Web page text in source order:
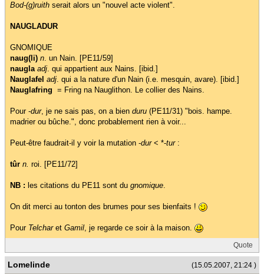
Bod-(g)ruith serait alors un "nouvel acte violent".
NAUGLADUR
GNOMIQUE
naug(li) n. un Nain. [PE11/59]
naugla adj. qui appartient aux Nains. [ibid.]
Nauglafel adj. qui a la nature d'un Nain (i.e. mesquin, avare). [ibid.]
Nauglafring = Fring na Nauglithon. Le collier des Nains.
Pour -dur, je ne sais pas, on a bien duru (PE11/31) "bois. hampe.
madrier ou bûche.", donc probablement rien à voir...
Peut-être faudrait-il y voir la mutation -dur < *-tur :
tûr n. roi. [PE11/72]
NB : les citations du PE11 sont du gnomique.
On dit merci au tonton des brumes pour ses bienfaits !
Pour Telchar et Gamil, je regarde ce soir à la maison.
Quote
(15.05.2007, 21:24 )
Lomelinde